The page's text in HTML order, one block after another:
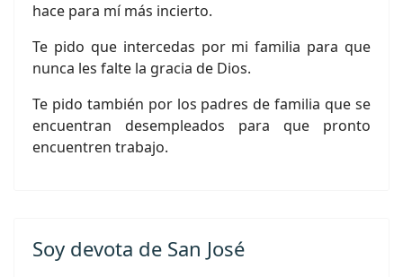
hace para mí más incierto.
Te pido que intercedas por mi familia para que
nunca les falte la gracia de Dios.
Te pido también por los padres de familia que se
encuentran desempleados para que pronto
encuentren trabajo.
Soy devota de San José